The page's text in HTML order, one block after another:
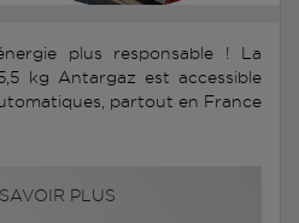
plus responsable ! La
kg Antargaz est accessible
partout en France
PLUS